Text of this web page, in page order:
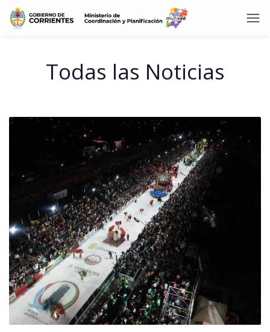
Todas las Noticias